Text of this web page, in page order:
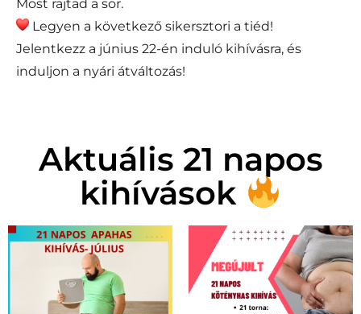
Most rajtad a sor.
Legyen a következő sikersztori a tiéd!
Jelentkezz a június 22-én induló kihívásra, és
induljon a nyári átváltozás!
Aktuális 21 napos
kihívások